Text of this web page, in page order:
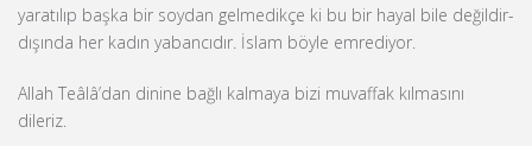
yaratılıp başka bir soydan gelmedikçe ki bu bir hayal bile değildir-
dışında her kadın yabancıdır. İslam böyle emrediyor.
Allah Teâlâ’dan dinine bağlı kalmaya bizi muvaffak kılmasını
dileriz.